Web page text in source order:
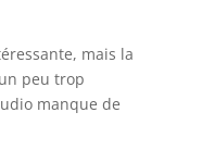
mais la
peu trop
manque de